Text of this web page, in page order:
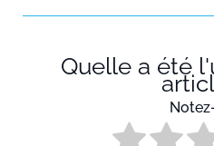
Quelle a été